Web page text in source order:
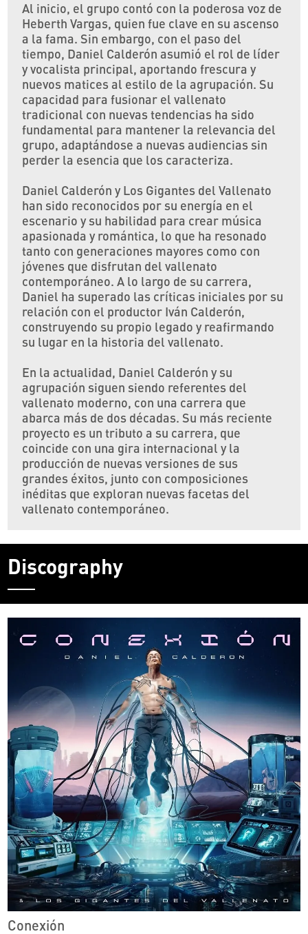
Al inicio, el grupo contó con la poderosa voz de
Heberth Vargas, quien fue clave en su ascenso
a la fama. Sin embargo, con el paso del
tiempo, Daniel Calderón asumió el rol de líder
y vocalista principal, aportando frescura y
nuevos matices al estilo de la agrupación. Su
capacidad para fusionar el vallenato
tradicional con nuevas tendencias ha sido
fundamental para mantener la relevancia del
grupo, adaptándose a nuevas audiencias sin
perder la esencia que los caracteriza.
Daniel Calderón y Los Gigantes del Vallenato
han sido reconocidos por su energía en el
escenario y su habilidad para crear música
apasionada y romántica, lo que ha resonado
tanto con generaciones mayores como con
jóvenes que disfrutan del vallenato
contemporáneo. A lo largo de su carrera,
Daniel ha superado las críticas iniciales por su
relación con el productor Iván Calderón,
construyendo su propio legado y reafirmando
su lugar en la historia del vallenato.
En la actualidad, Daniel Calderón y su
agrupación siguen siendo referentes del
vallenato moderno, con una carrera que
abarca más de dos décadas. Su más reciente
proyecto es un tributo a su carrera, que
coincide con una gira internacional y la
producción de nuevas versiones de sus
grandes éxitos, junto con composiciones
inéditas que exploran nuevas facetas del
vallenato contemporáneo.
Discography
Conexión